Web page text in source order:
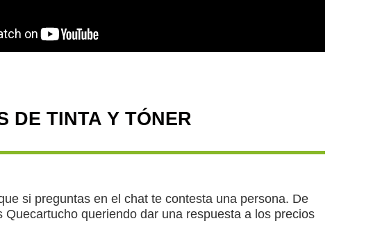
DE TINTA Y TÓNER
si preguntas en el chat te contesta una persona. De
queriendo dar una respuesta a los precios